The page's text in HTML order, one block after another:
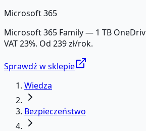
Microsoft 365
Microsoft 365 Family — 1 TB
VAT 23%. Od 239 zł/rok.
Sprawdź w sklepie
Wiedza
Bezpieczeństwo